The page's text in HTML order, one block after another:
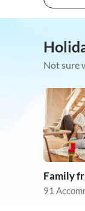
Not sure
Family
91